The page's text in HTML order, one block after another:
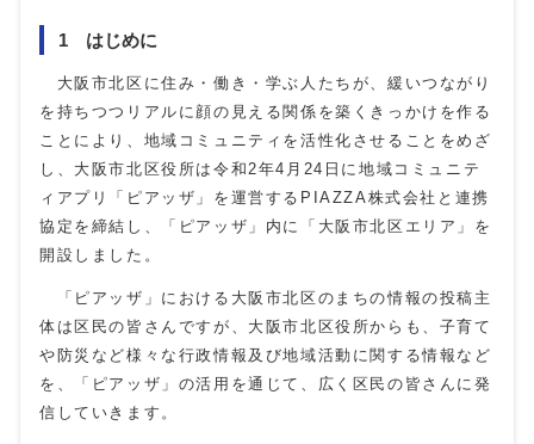
1 はじめに
大阪市北区に住み・働き・学ぶ人たちが、緩いつながり
を持ちつつリアルに顔の見える関係を築くきっかけを作る
ことにより、地域コミュニティを活性化させることをめざ
し、大阪市北区役所は令和2年4月24日に地域コミュニテ
ィアプリ「ピアッザ」を運営するPIAZZA株式会社と連携
協定を締結し、「ピアッザ」内に「大阪市北区エリア」を
開設しました。
「ピアッザ」における大阪市北区のまちの情報の投稿主
体は区民の皆さんですが、大阪市北区役所からも、子育て
や防災など様々な行政情報及び地域活動に関する情報など
を、「ピアッザ」の活用を通じて、広く区民の皆さんに発
信していきます。